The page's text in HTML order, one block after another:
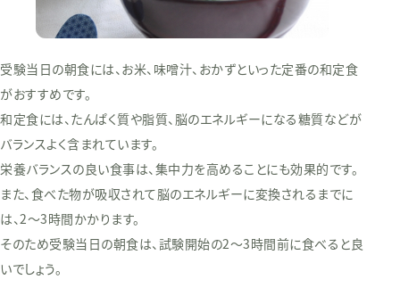
受験当日の朝食には、お米、味噌汁、おかずといった定番の和定食
がおすすめです。
和定食には、たんぱく質や脂質、脳のエネルギーになる糖質などが
バランスよく含まれています。
栄養バランスの良い食事は、集中力を高めることにも効果的です。
また、食べた物が吸収されて脳のエネルギーに変換されるまでに
は、2〜3時間かかります。
そのため受験当日の朝食は、試験開始の2〜3時間前に食べると良
いでしょう。